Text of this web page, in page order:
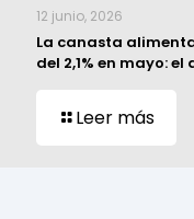
12 junio, 2026
La canasta
del 2,1% en mayo:
Leer más